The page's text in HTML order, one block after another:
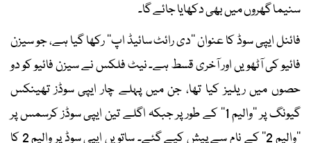
سنیما گھروں میں بھی دکھایا جائے گا۔
فائنل ایپی سوڈ کا عنوان ’’دی رائٹ سائیڈ اپ‘‘ رکھا گیا ہے، جو سیزن
فائیو کی آٹھویں اور آخری قسط ہے۔ نیٹ فلکس نے سیزن فائیو کو دو
حصوں میں ریلیز کیا تھا، جن میں پہلے چار ایپی سوڈز تھینکس
گیونگ پر ’’والیم 1‘‘ کے طور پر جبکہ اگلے تین ایپی سوڈز کرسمس پر
’’والیم 2‘‘ کے نام سے پیش کیے گئے۔ ساتویں ایپی سوڈ پر والیم 2 کا